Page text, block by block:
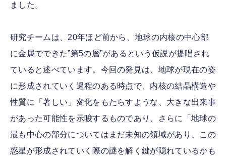
ました。
研究チームは、20年ほど前から、地球の内核の中心部
に金属でできた”第5の層”があるという仮説が提唱され
ていると述べています。今回の発見は、地球が現在の姿
に形成されていく過程のある時点で、内核の結晶構造や
性質に「著しい」変化をもたらすような、大きな出来事
があった可能性を示唆するものであり、さらに「地球の
最も中心の部分についてはまだ未知の領域があり、この
惑星が形成されていく際の謎を解く鍵が隠れているかも